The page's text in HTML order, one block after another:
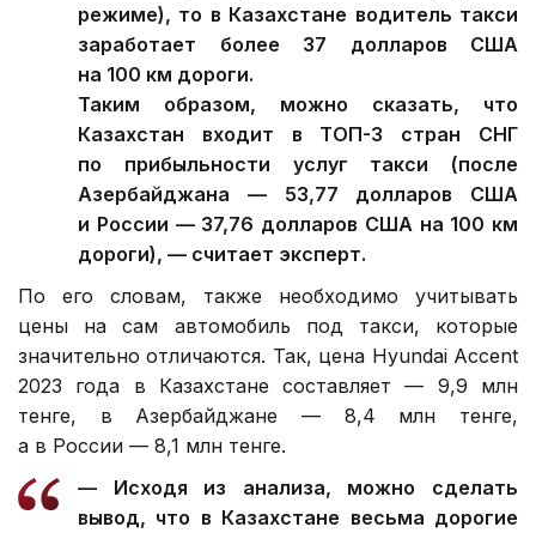
режиме), то в Казахстане водитель такси
заработает более 37 долларов США
на 100 км дороги.
Таким образом, можно сказать, что
Казахстан входит в ТОП-3 стран СНГ
по прибыльности услуг такси (после
Азербайджана — 53,77 долларов США
и России — 37,76 долларов США на 100 км
дороги), — считает эксперт.
По его словам, также необходимо учитывать
цены на сам автомобиль под такси, которые
значительно отличаются. Так, цена Hyundai Accent
2023 года в Казахстане составляет — 9,9 млн
тенге, в Азербайджане — 8,4 млн тенге,
а в России — 8,1 млн тенге.
— Исходя из анализа, можно сделать
вывод, что в Казахстане весьма дорогие